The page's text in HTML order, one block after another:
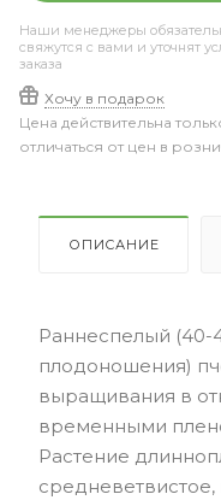
Наши менеджеры
свяжутся с вами и уточнят
заказа
Хочу в подарок
Цена действительна
отличаться от цен в
ОПИСАНИЕ
Раннеспелый (40-
плодоношения)
выращивания в
временными
Растение